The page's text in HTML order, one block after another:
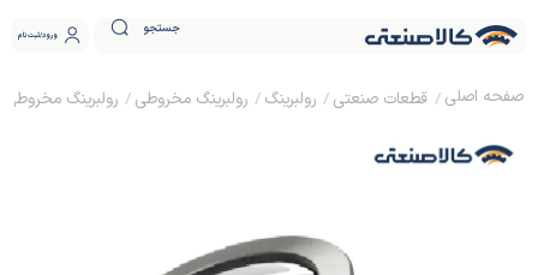
جستجو ورود ثبت نام
قطعات صنعتی رولبرینگ رولبرینگ مخروطی رولبرینگ مخروطی KG